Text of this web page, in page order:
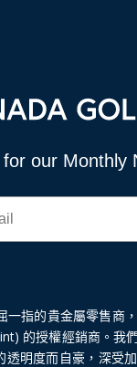
our Monthly
一指的貴金屬零售商
的授權經銷商。我
透明度而自豪，深受